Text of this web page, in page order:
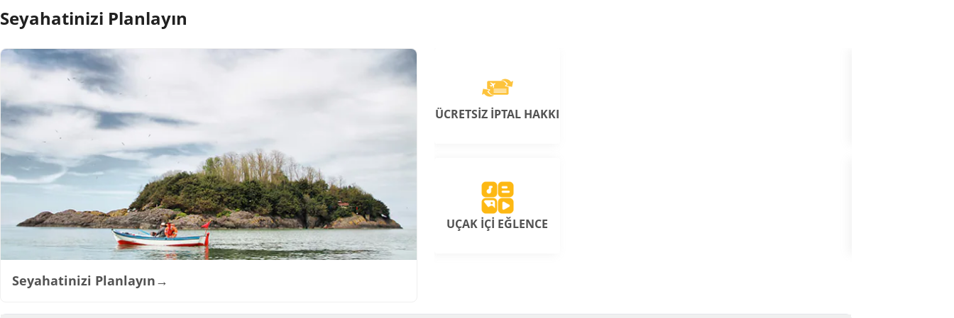
Seyahatinizi Planlayın
Seyahatinizi Planlayın→
ÜCRETSİZ İPTAL HAKKI
UÇAK İÇİ EĞLENCE